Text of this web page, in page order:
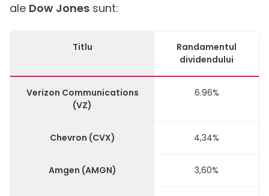
ale Dow Jones sunt:
Titlu
Randamentul
dividendului
Verizon Communications
(VZ)
6.96%
Chevron (CVX) 4,34%
Amgen (AMGN) 3,60%